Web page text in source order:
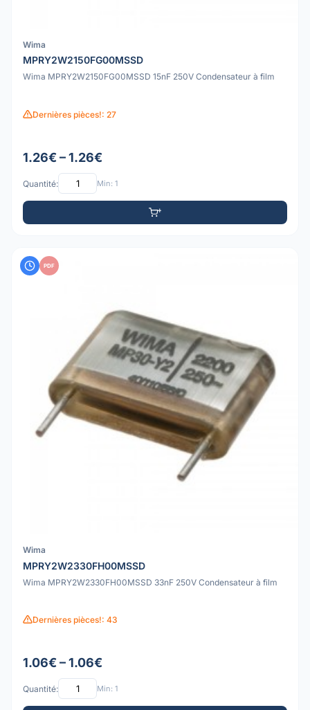
Wima
MPRY2W2150FG00MSSD
Wima MPRY2W2150FG00MSSD 15nF 250V Condensateur à film
Dernières pièces!: 27
1.26€ – 1.26€
Quantité: Min: 1
PDF
Wima
MPRY2W2330FH00MSSD
Wima MPRY2W2330FH00MSSD 33nF 250V Condensateur à film
Dernières pièces!: 43
1.06€ – 1.06€
Quantité: Min: 1